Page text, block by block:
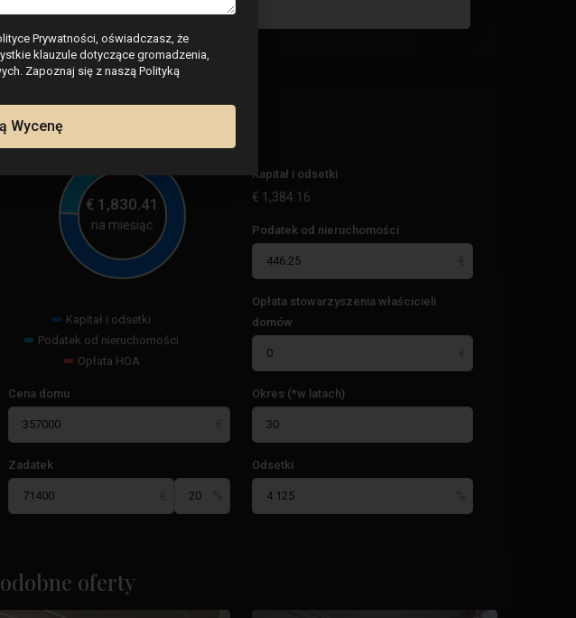
Kalkulator
€ 1,830.41
na miesiąc
Kapitał i odsetki
Podatek od nieruchomości
Opłata HOA
Kapitał i odsetki
€ 1,384.16
Podatek od nieruchomości
Opłata stowarzyszenia właścicieli
domów
Cena domu
Zadatek
Okres (*w latach)
Odsetki
oferty
Maritimo
Torrevieja
Prywatności, oświadczasz, że
klauzule dotyczące gromadzenia,
Zapoznaj się z naszą Polityką
Wycenę